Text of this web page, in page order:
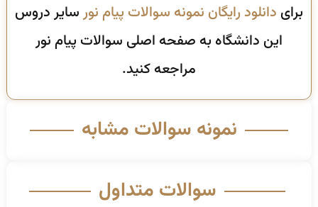
برای دانلود رایگان نمونه سوالات پیام نورسایر دروس
این دانشگاه به صفحه اصلی سوالات پیام نور
مراجعه کنید.
نمونه سوالات مشابه
سوالات متداول